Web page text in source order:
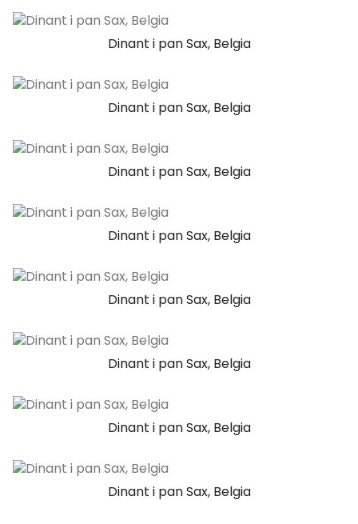
Dinant i pan Sax, Belgia
Dinant i pan Sax, Belgia
Dinant i pan Sax, Belgia
Dinant i pan Sax, Belgia
Dinant i pan Sax, Belgia
Dinant i pan Sax, Belgia
Dinant i pan Sax, Belgia
Dinant i pan Sax, Belgia